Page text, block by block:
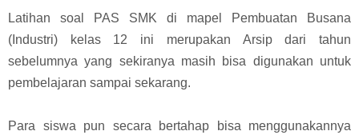
Latihan soal PAS SMK di mapel Pembuatan Busana
(Industri) kelas 12 ini merupakan Arsip dari tahun
sebelumnya yang sekiranya masih bisa digunakan untuk
pembelajaran sampai sekarang.
Para siswa pun secara bertahap bisa menggunakannya